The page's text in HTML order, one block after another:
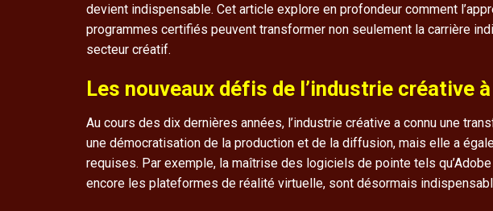
devient indispensable. Cet article explore en profondeur comment
programmes certifiés peuvent transformer non seulement la carrière
secteur créatif.
Les nouveaux défis de l’industrie créative à
Au cours des dix dernières années, l’industrie créative a connu une
une démocratisation de la production et de la diffusion, mais elle a
requises. Par exemple, la maîtrise des logiciels de pointe tels
encore les plateformes de réalité virtuelle, sont désormais